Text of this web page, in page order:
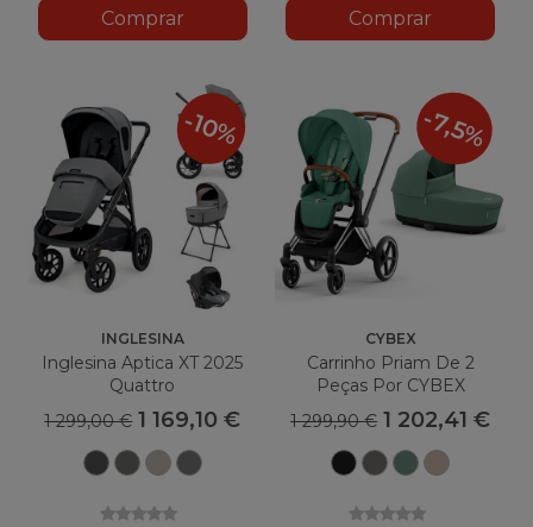
Comprar Comprar
INGLESINA
Inglesina Aptica XT 2025
Quattro
1 299,00 € 1 169,10 €
ÍmãTaigaTundraCanyon
-10%
CYBEX
Carrinho Priam De 2
Peças Por CYBEX
1 299,90 € 1 202,41 €
SépiaMiragem
FolhaBege
-7,5%